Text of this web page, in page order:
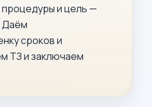
и цель —
Даём
сроков и
ТЗ и заключаем